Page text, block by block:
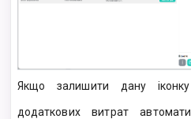
Якщо залишити дану
додаткових витрат